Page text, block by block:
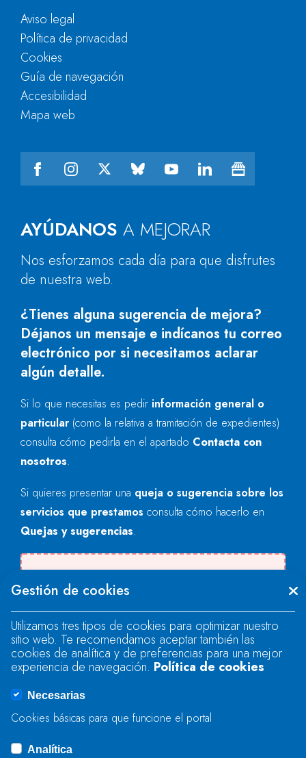
AYÚDANOS A MEJORAR
Nos esforzamos cada día para que disfrutes
de nuestra web.
¿Tienes alguna sugerencia de mejora?
Déjanos un mensaje e indícanos tu correo
electrónico por si necesitamos aclarar
algún detalle.
Si lo que necesitas es pedir información general o
particular (como la relativa a tramitación de expedientes)
consulta cómo pedirla en el apartado Contacta con
nosotros.
Si quieres presentar una queja o sugerencia sobre los
servicios que prestamos consulta cómo hacerlo en
Quejas y sugerencias.
"text".
Se produjo un error al cargar el campo
"text".
Se produjo un error al cargar el campo
Aviso legal
Política de privacidad
Cookies
Guía de navegación
Accesibilidad
Mapa web
Gestión de cookies
Utilizamos tres tipos de cookies para optimizar nuestro
sitio web. Te recomendamos aceptar también las
cookies de analítica y de preferencias para una mejor
experiencia de navegación. Política de cookies
Necesarias
Cookies básicas para que funcione el portal
Analítica